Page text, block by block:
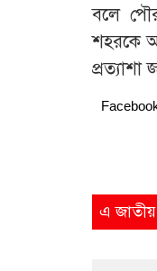
বলে
শহরকে
প্রত্যাশা
এ